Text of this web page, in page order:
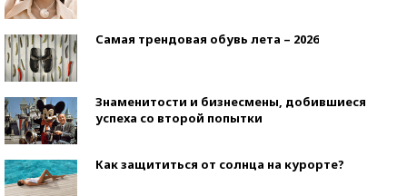
Самая трендовая обувь лета – 2026
Знаменитости и бизнесмены, добившиеся
успеха со второй попытки
Как защититься от солнца на курорте?